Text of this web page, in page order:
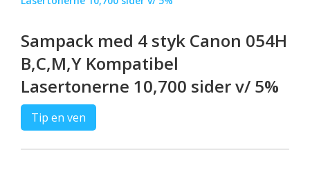
Sampack med 4 styk Canon 054H
B,C,M,Y Kompatibel
Lasertonerne 10,700 sider v/ 5%
Tip en ven